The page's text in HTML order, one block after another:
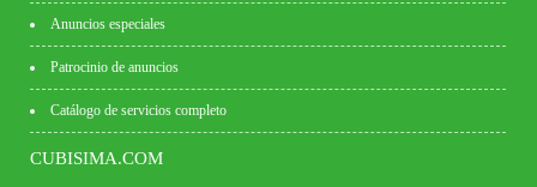
Anuncios especiales
Patrocinio de anuncios
Catálogo de servicios completo
CUBISIMA.COM